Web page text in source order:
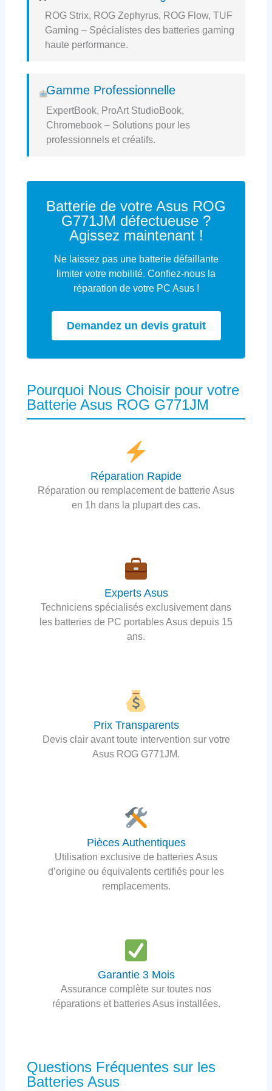
ROG Strix, ROG Zephyrus, ROG Flow, TUF
Gaming – Spécialistes des batteries gaming
haute performance.
Gamme Professionnelle
ExpertBook, ProArt StudioBook,
Chromebook – Solutions pour les
professionnels et créatifs.
Batterie de votre Asus ROG
G771JM défectueuse ?
Agissez maintenant !
Ne laissez pas une batterie défaillante
limiter votre mobilité. Confiez-nous la
réparation de votre PC Asus !
Demandez un devis gratuit
Pourquoi Nous Choisir pour votre
Batterie Asus ROG G771JM
Réparation Rapide
Réparation ou remplacement de batterie Asus
en 1h dans la plupart des cas.
Experts Asus
Techniciens spécialisés exclusivement dans
les batteries de PC portables Asus depuis 15
ans.
Prix Transparents
Devis clair avant toute intervention sur votre
Asus ROG G771JM.
Pièces Authentiques
Utilisation exclusive de batteries Asus
d’origine ou équivalents certifiés pour les
remplacements.
Garantie 3 Mois
Assurance complète sur toutes nos
réparations et batteries Asus installées.
Questions Fréquentes sur les
Batteries Asus